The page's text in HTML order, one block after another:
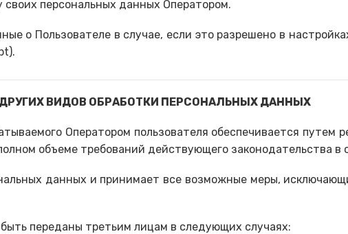
своих персональных данных Оператором.
о Пользователе в случае, если это разрешено в
ВИДОВ ОБРАБОТКИ ПЕРСОНАЛЬНЫХ ДАННЫХ
Оператором пользователя обеспечивается путем
объеме требований действующего законодательства
данных и принимает все возможные меры,
переданы третьим лицам в следующих случаях: